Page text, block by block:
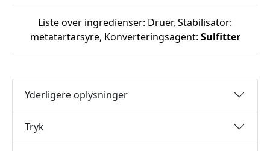
Liste over ingredienser: Druer, Stabilisator:
metatartarsyre, Konverteringsagent: Sulfitter
Yderligere oplysninger
Tryk